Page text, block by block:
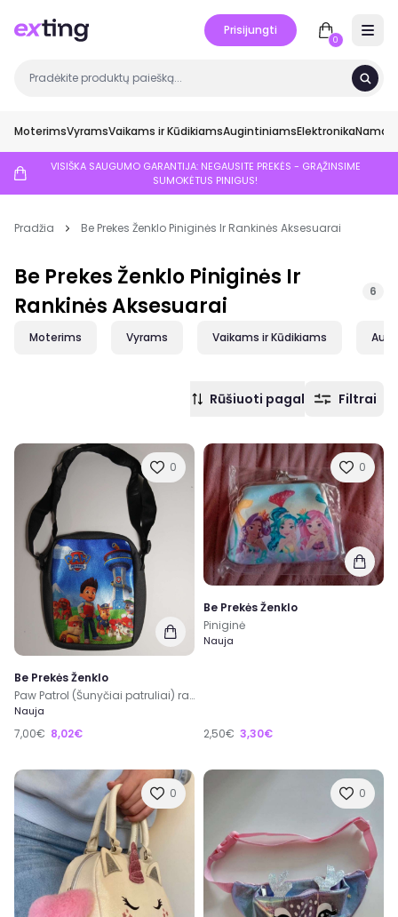
Prisijungti
0
MoterimsVyramsVaikams ir KūdikiamsAugintiniamsElektronikaNamai
VISIŠKA SAUGUMO GARANTIJA: NEGAUSITE PREKĖS - GRĄŽINSIME
SUMOKĖTUS PINIGUS!
Pradžia Be Prekes Ženklo Piniginės Ir Rankinės Aksesuarai
Be Prekes Ženklo Piniginės Ir
Rankinės Aksesuarai
6
Moterims Vyrams Vaikams ir Kūdikiams
Rūšiuoti pagal Filtrai
0
Be Prekės Ženklo
Paw Patrol (Šunyčiai patruliai) rankinuką
Nauja
7,00€ 8,02€
0
Be Prekės Ženklo
Piniginė
Nauja
2,50€ 3,30€
0 0